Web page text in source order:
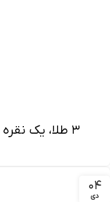
۳ طلا، یک نقره و ۲ برنز دیگر برای ایران
۰۴
دی